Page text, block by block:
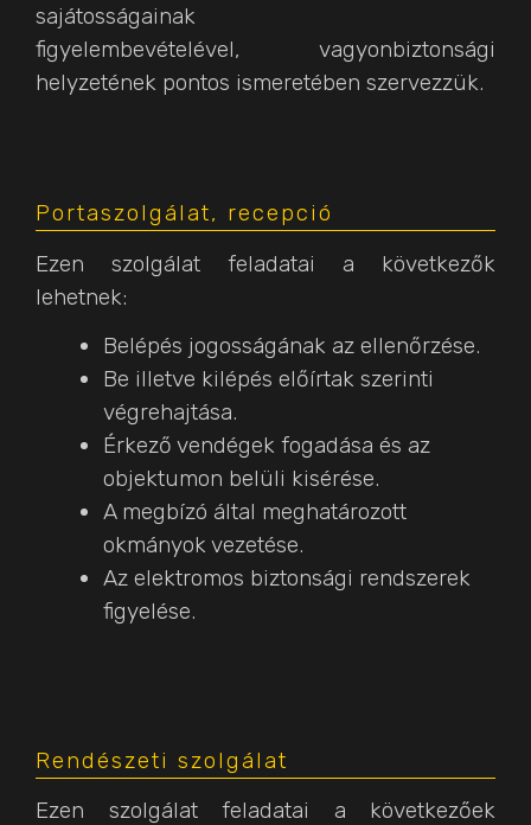
sajátosságainak
figyelembevételével, vagyonbiztonsági
helyzetének pontos ismeretében szervezzük.
Portaszolgálat, recepció
Ezen szolgálat feladatai a következők
lehetnek:
Belépés jogosságának az ellenőrzése.
Be illetve kilépés előírtak szerinti
végrehajtása.
Érkező vendégek fogadása és az
objektumon belüli kisérése.
A megbízó által meghatározott
okmányok vezetése.
Az elektromos biztonsági rendszerek
figyelése.
Rendészeti szolgálat
Ezen szolgálat feladatai a következőek